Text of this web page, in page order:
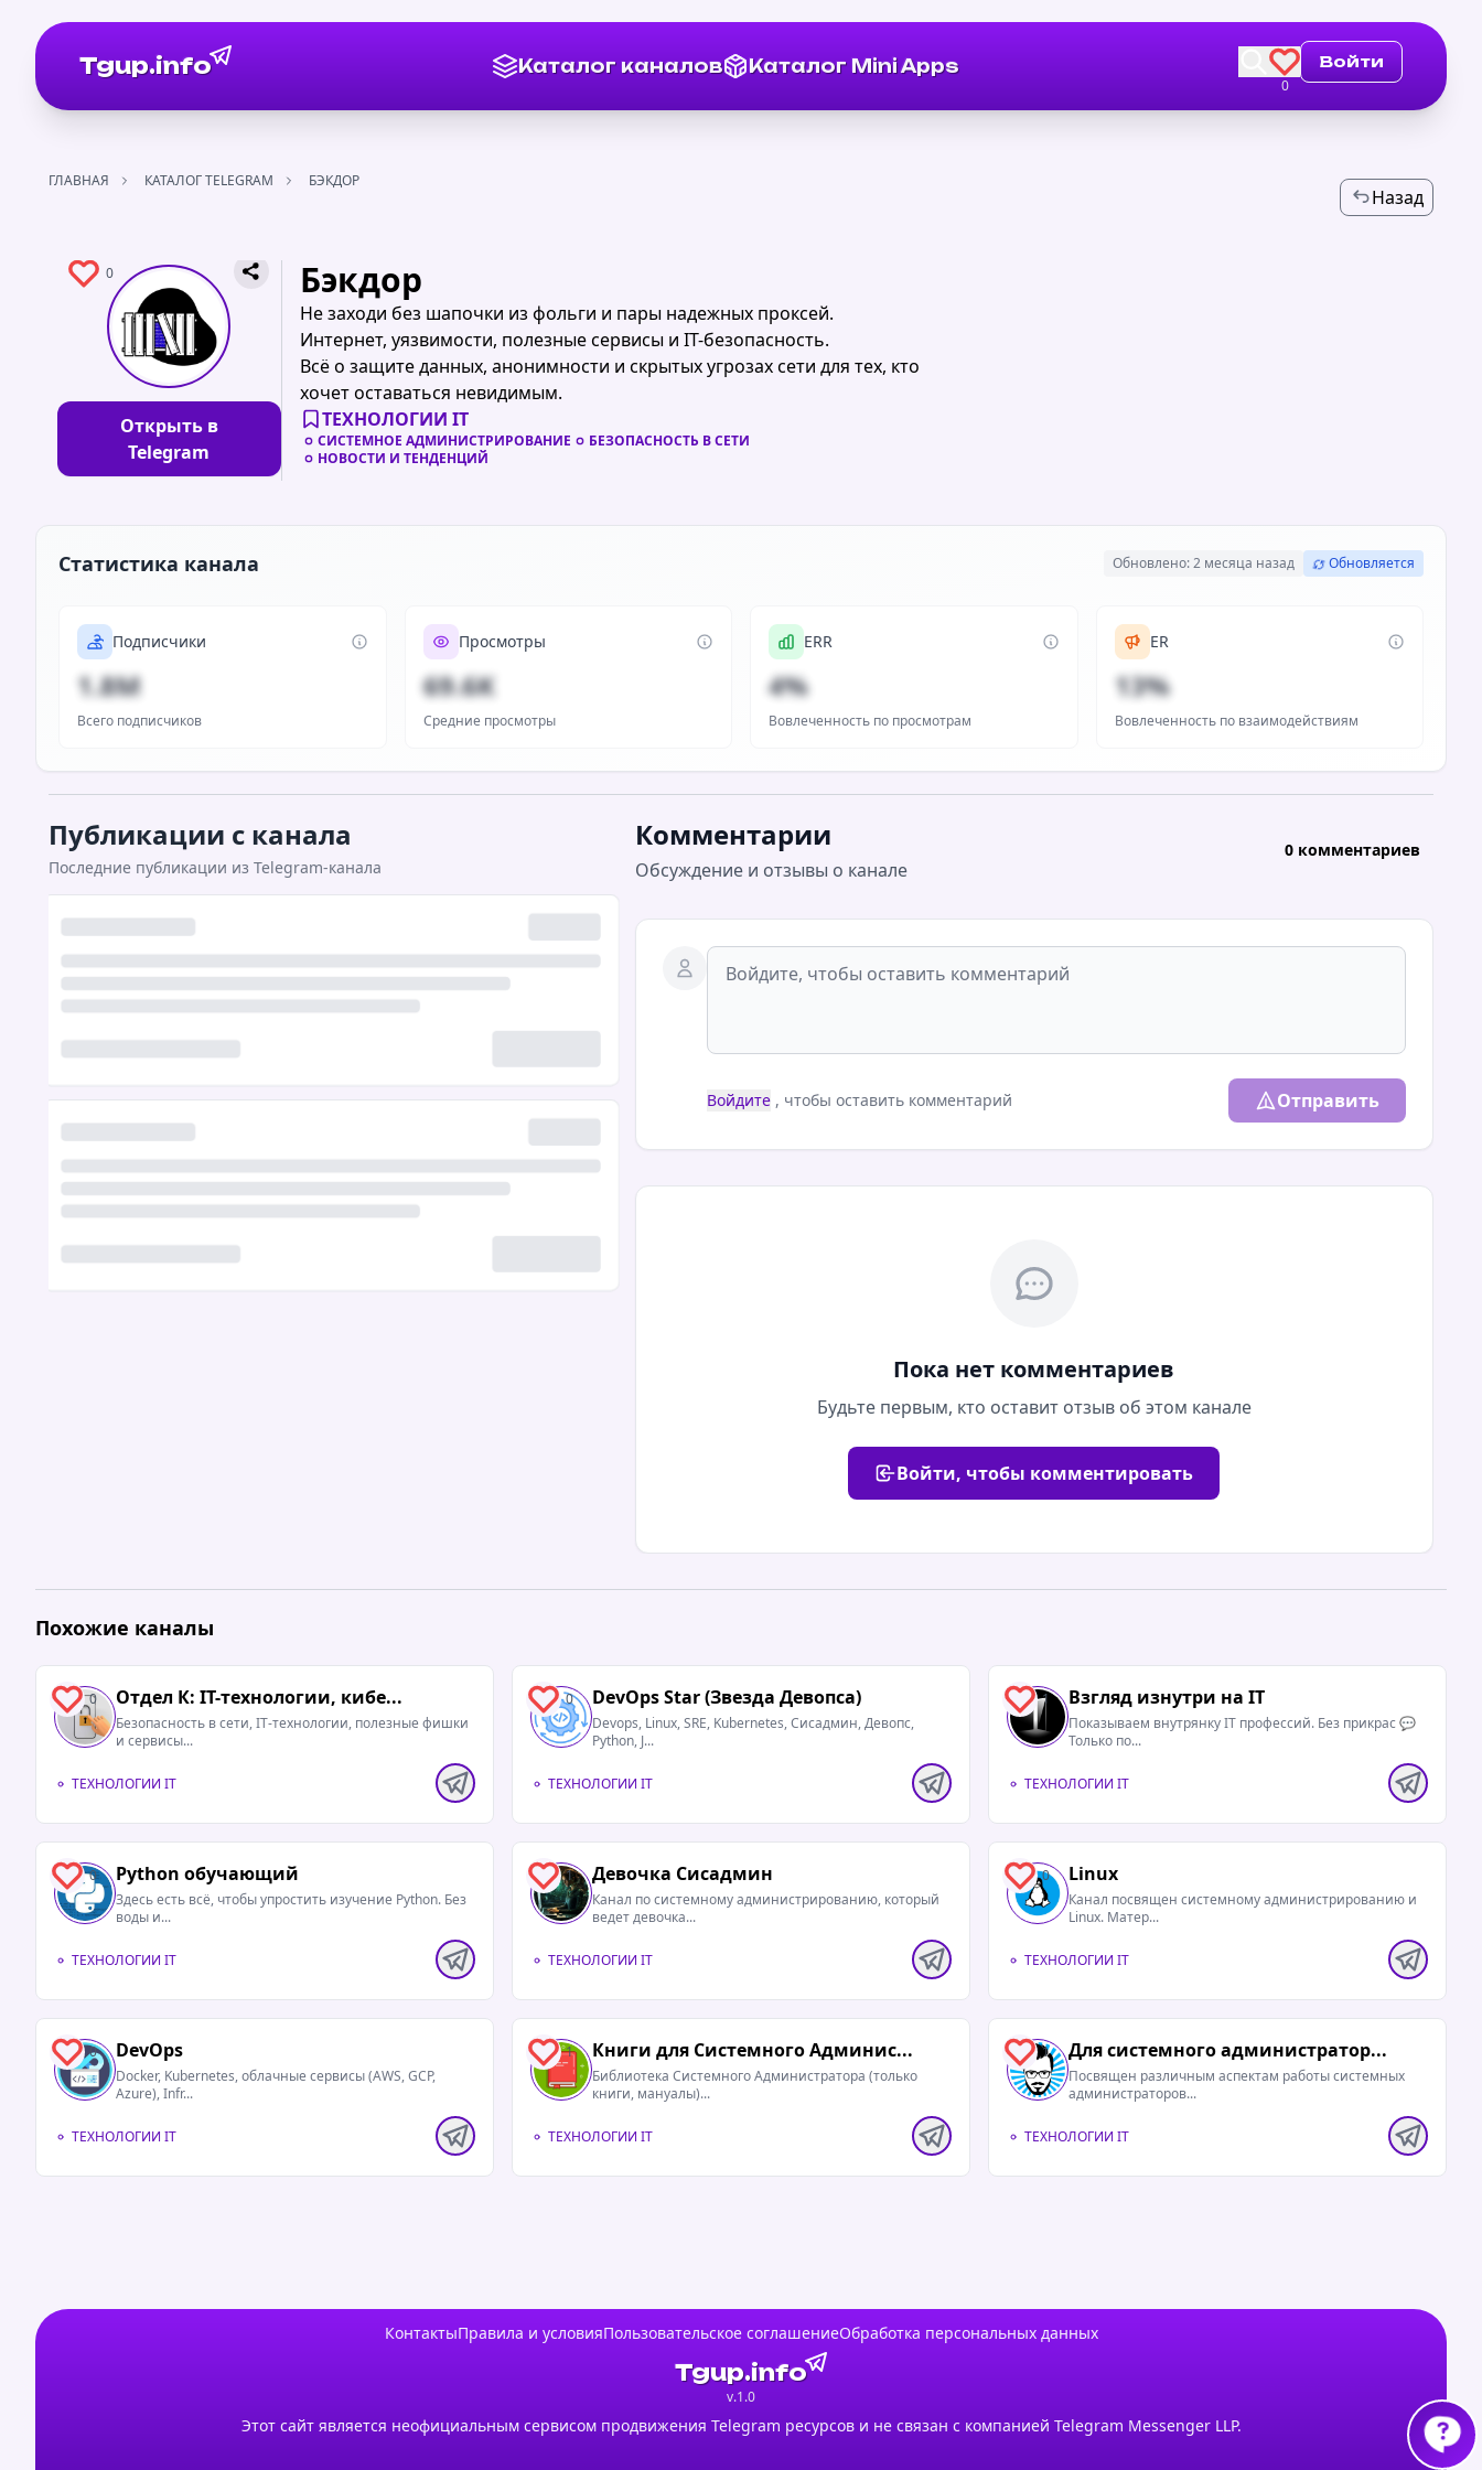
Tgup.info Каталог каналов Каталог Mini Apps
0
Войти
ГЛАВНАЯ КАТАЛОГ TELEGRAM БЭКДОР
Назад
0
Открыть в
Telegram
Бэкдор
Не заходи без шапочки из фольги и пары надежных проксей.
Интернет, уязвимости, полезные сервисы и IT-безопасность.
Всё о защите данных, анонимности и скрытых угрозах сети для тех, кто
хочет оставаться невидимым.
ТЕХНОЛОГИИ IT
СИСТЕМНОЕ АДМИНИСТРИРОВАНИЕ
БЕЗОПАСНОСТЬ В СЕТИ
НОВОСТИ И ТЕНДЕНЦИЙ
Статистика канала Обновлено: 2 месяца назад Обновляется
Подписчики
1.8M
Всего подписчиков
Просмотры
69.6K
Средние просмотры
ERR
4%
Вовлеченность по просмотрам
ER
13%
Вовлеченность по взаимодействиям
Комментарии
Обсуждение и отзывы о канале
0 комментариев
Войдите, чтобы оставить комментарий Отправить
Пока нет комментариев
Будьте первым, кто оставит отзыв об этом канале
Войти, чтобы комментировать
Публикации с канала
Последние публикации из Telegram-канала
Похожие каналы
0 Отдел К: IT-технологии, кибе...
Безопасность в сети, IT-технологии, полезные фишки
и сервисы...
ТЕХНОЛОГИИ IT
0 DevOps Star (Звезда Девопса)
Devops, Linux, SRE, Kubernetes, Сисадмин, Девопс,
Python, J...
ТЕХНОЛОГИИ IT
1 Взгляд изнутри на IT
Показываем внутрянку IT профессий. Без прикрас 💬
Только по...
ТЕХНОЛОГИИ IT
0 Python обучающий
Здесь есть всё, чтобы упростить изучение Python. Без
воды и...
ТЕХНОЛОГИИ IT
1 Девочка Сисадмин
Канал по системному администрированию, который
ведет девочка...
ТЕХНОЛОГИИ IT
0 Linux
Канал посвящен системному администрированию и
Linux. Матер...
ТЕХНОЛОГИИ IT
0 DevOps
Docker, Kubernetes, облачные сервисы (AWS, GCP,
Azure), Infr...
ТЕХНОЛОГИИ IT
1 Книги для Системного Админис...
Библиотека Системного Администратора (только
книги, мануалы)...
ТЕХНОЛОГИИ IT
1 Для системного администратор...
Посвящен различным аспектам работы системных
администраторов...
ТЕХНОЛОГИИ IT
КонтактыПравила и условияПользовательское соглашениеОбработка персональных данных
Tgup.info
v.1.0
Этот сайт является неофициальным сервисом продвижения Telegram ресурсов и не связан с компанией Telegram Messenger LLP.